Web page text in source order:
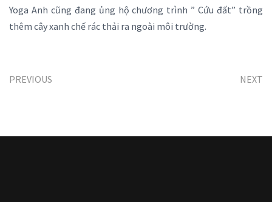
Yoga Anh cũng đang ủng hộ chương trình ” Cứu đất” trồng
thêm cây xanh chế rác thải ra ngoài môi trường.
PREVIOUS NEXT